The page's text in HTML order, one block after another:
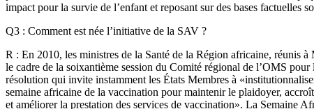
impact pour la survie de l’enfant et reposant sur des bases factuelles
Q3 : Comment est née l’initiative de la SAV ?
R : En 2010, les ministres de la Santé de la Région africaine, réunis
le cadre de la soixantième session du Comité régional de l’OMS
résolution qui invite instamment les États Membres à
semaine africaine de la vaccination pour maintenir le plaidoyer,
et améliorer la prestation des services de vaccination». La Semaine